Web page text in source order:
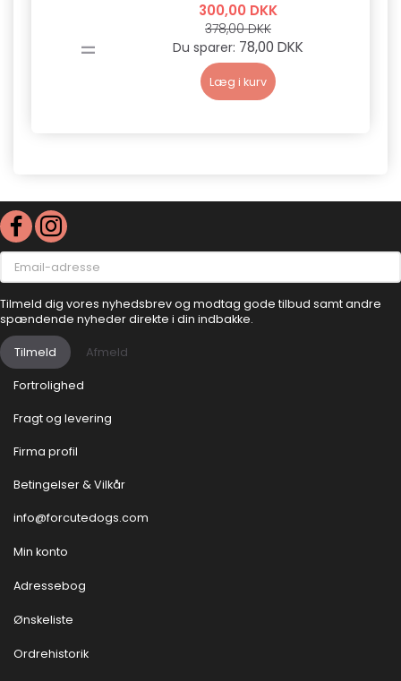
=
300,00 DKK
378,00 DKK
Du sparer: 78,00 DKK
Læg i kurv
Email-
adresse
Tilmeld dig vores nyhedsbrev og modtag gode tilbud samt andre
spændende nyheder direkte i din indbakke.
Tilmeld Afmeld
Fortrolighed
Fragt og levering
Firma profil
Betingelser & Vilkår
info@forcutedogs.com
Min konto
Adressebog
Ønskeliste
Ordrehistorik